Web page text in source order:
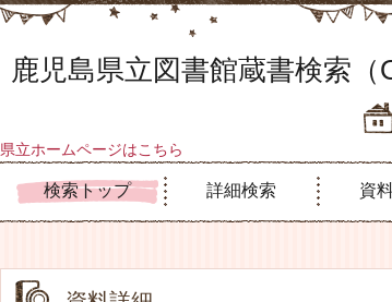
鹿児島県立図書館蔵書検索（
県立ホームページはこちら
検索トップ 詳細検索 資